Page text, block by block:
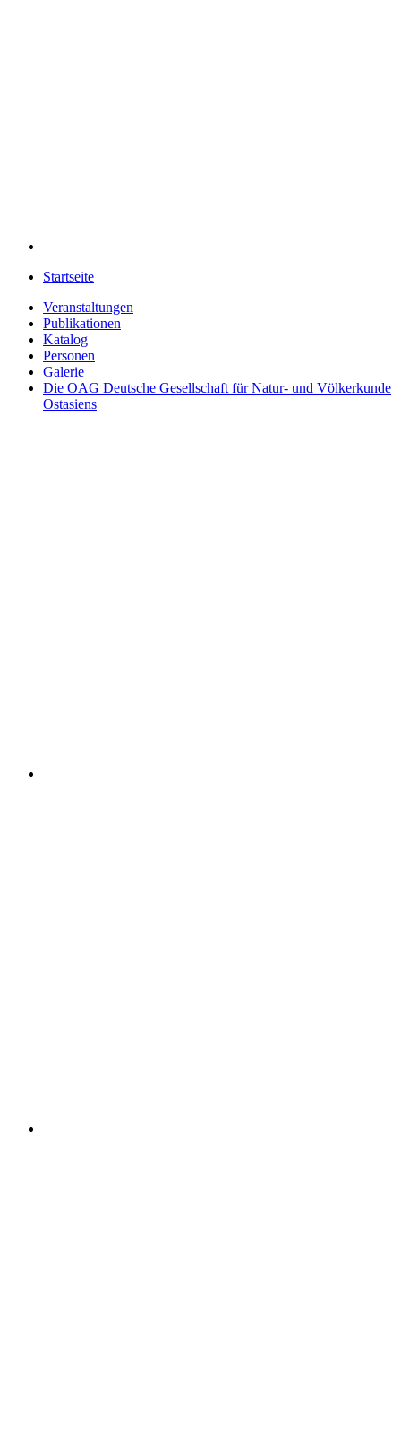
Startseite
Veranstaltungen
Publikationen
Katalog
Personen
Galerie
Die OAG Deutsche Gesellschaft für Natur- und Völkerkunde
Ostasiens